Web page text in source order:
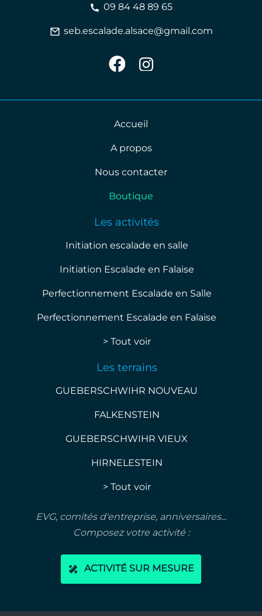
09 84 48 89 65
seb.escalade.alsace@gmail.com
Accueil
A propos
Nous contacter
Boutique
Les activités
Initiation escalade en salle
Initiation Escalade en Falaise
Perfectionnement Escalade en Salle
Perfectionnement Escalade en Falaise
> Tout voir
Les terrains
GUEBERSCHWIHR NOUVEAU
FALKENSTEIN
GUEBERSCHWIHR VIEUX
HIRNELESTEIN
> Tout voir
EVG, comités d'entreprise, anniversaires...
Composez votre activité :
ACTIVITÉ SUR MESURE